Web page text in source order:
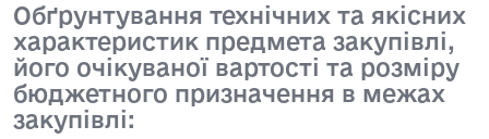
Обґрунтування технічних та якісних
характеристик предмета закупівлі,
його очікуваної вартості та розміру
бюджетного призначення в межах
закупівлі: